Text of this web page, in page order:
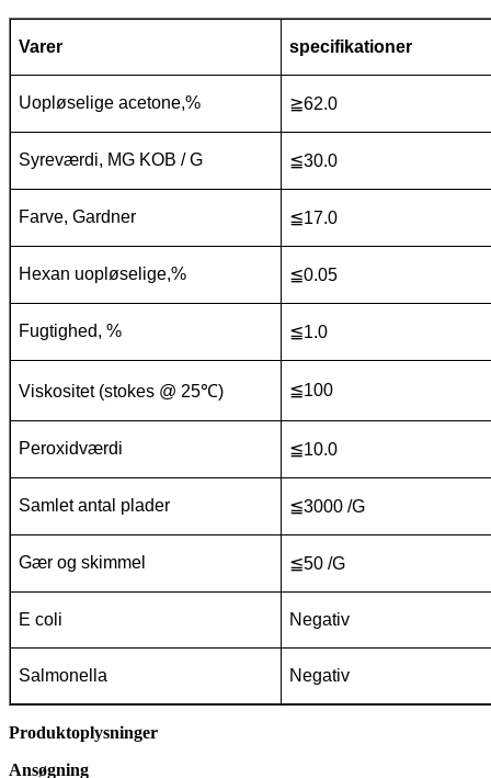
Varer specifikationer
Uopløselige acetone,% ≧62.0
Syreværdi, MG KOB / G ≦30.0
Farve, Gardner ≦17.0
Hexan uopløselige,% ≦0.05
Fugtighed, % ≦1.0
Viskositet (stokes @ 25℃) ≦100
Peroxidværdi ≦10.0
Samlet antal plader ≦3000 /G
Gær og skimmel ≦50 /G
E coli Negativ
Salmonella Negativ
Produktoplysninger
Ansøgning